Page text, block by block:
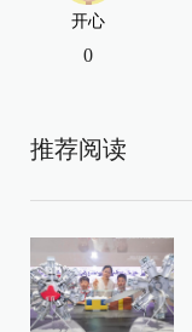
开心
0
推荐阅读